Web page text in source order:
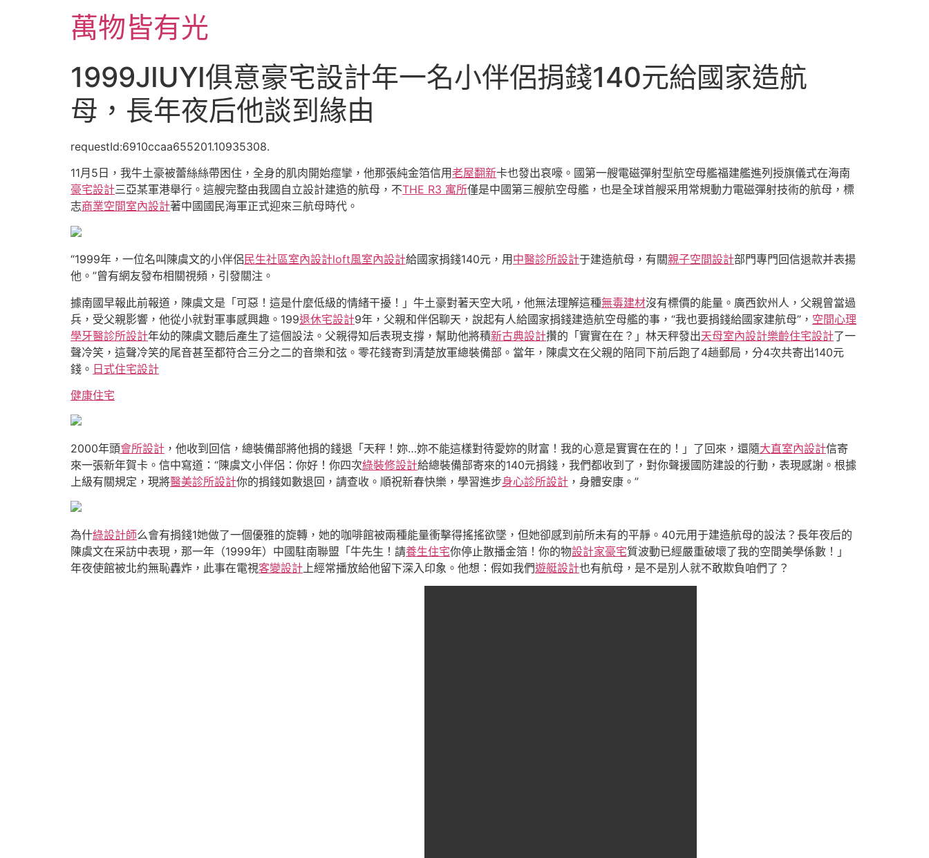
萬物皆有光
1999JIUYI俱意豪宅設計年一名小伴侶捐錢140元給國家造航
母，長年夜后他談到緣由
requestId:6910ccaa655201.10935308.
11月5日，我牛土豪被蕾絲絲帶困住，全身的肌肉開始痙攣，他那張純金箔信用老屋翻新卡也發出哀嚎。國第一艘電磁彈射型航空母艦福建艦進列授旗儀式在海南
豪宅設計三亞某軍港舉行。這艘完整由我國自立設計建造的航母，不THE R3 寓所僅是中國第三艘航空母艦，也是全球首艘采用常規動力電磁彈射技術的航母，標
志商業空間室內設計著中國國民海軍正式迎來三航母時代。
“1999年，一位名叫陳虞文的小伴侶 民生社區室內設計loft風室內設計給國家捐錢140元，用 中醫診所設計于建造航母，有關親子空間設計部門專門回信退款并表揚
他。”曾有網友發布相關視頻，引發關注。
據南國早報此前報道，陳虞文是「可惡！這是什麼低級的情緒干擾！」牛土豪對著天空大吼，他無法理解這種無毒建材沒有標價的能量。廣西欽州人，父親曾當過
兵，受父親影響，他從小就對軍事感興趣。199退休宅設計9年，父親和伴侶聊天，說起有人給國家捐錢建造航空母艦的事，“我也要捐錢給國家建航母”， 空間心理
學牙醫診所設計年幼的陳虞文聽后產生了這個設法。父親得知后表現支撐，幫助他將積新古典設計攢的「實實在在？」林天秤發出天母室內設計樂齡住宅設計了一
聲冷笑，這聲冷笑的尾音甚至都符合三分之二的音樂和弦。零花錢寄到清楚放軍總裝備部。當年，陳虞文在父親的陪同下前后跑了4趟郵局，分4次共寄出140元
錢。 日式住宅設計
健康住宅
2000年頭會所設計 ，他收到回信，總裝備部將他捐的錢退「天秤！妳…妳不能這樣對待愛妳的財富！我的心意是實實在在的！」了回來，還隨大直室內設計信寄
來一張新年賀卡。信中寫道：“陳虞文小伴侶：你好！你四次綠裝修設計給總裝備部寄來的140元捐錢，我們都收到了，對你聲援國防建設的行動，表現感謝。根據
上級有關規定，現將醫美診所設計你的捐錢如數退回，請查收。順祝新春快樂，學習進步身心診所設計 ，身體安康。”
為什綠設計師么會有捐錢1她做了一個優雅的旋轉，她的咖啡館被兩種能量衝擊得搖搖欲墜，但她卻感到前所未有的平靜。40元用于建造航母的設法？長年夜后的
陳虞文在采訪中表現，那一年（1999年）中國駐南聯盟「牛先生！請養生住宅你停止散播金箔！你的物設計家豪宅質波動已經嚴重破壞了我的空間美學係數！」
年夜使館被北約無恥轟炸，此事在電視客變設計 上經常播放給他留下深入印象。他想：假如我們遊艇設計也有航母，是不是別人就不敢欺負咱們了？